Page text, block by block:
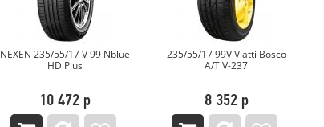
NEXEN 235/55/17 V 99 Nblue
HD Plus
10 472 р
235/55/17 99V Viatti Bosco
A/T V-237
8 352 р